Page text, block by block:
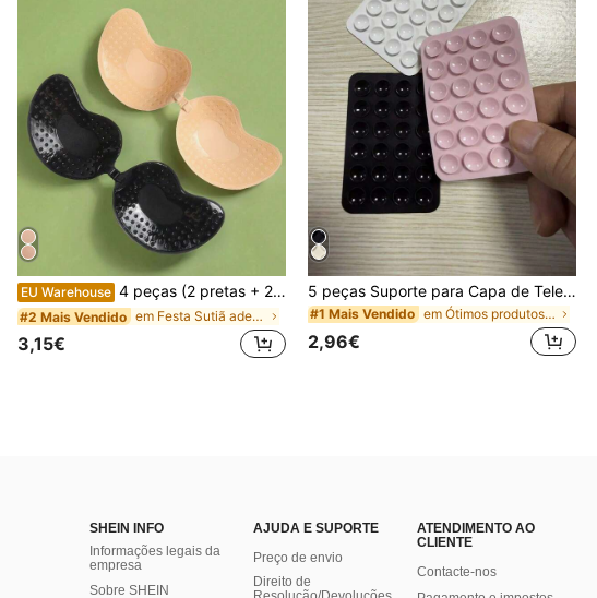
EU Warehouse 4 peças (2 pretas + 2 nude) almofadas de sutiã invisíveis autoadesivas de silicone, copas de sutiã push-up sem alças e sem costas, adequadas para casamento, vestido com ombros à mostra, festa de madrinha e convidada de casamento
#2 Mais Vendido em Festa Sutiã adesivo feminino
3,15€
5 peças Suporte para Capa de Telemóvel com Ventosa de Silicone, Suporte de Ventosa para Telemóvel, Suporte Adesivo para Telemóvel, Suporte Adesivo para Telemóvel (Antes de utilizar, limpe cuidadosamente a superfície para garantir que está limpa e plana. Aguarde 30 minutos após colar para utilizar), Essencial
#1 Mais Vendido em Ótimos produtos para dormir Artigos essenciais
2,96€
SHEIN INFO
Informações legais da
empresa
Sobre SHEIN
AJUDA E SUPORTE
Preço de envio
Direito de
ATENDIMENTO AO
CLIENTE
Contacte-nos